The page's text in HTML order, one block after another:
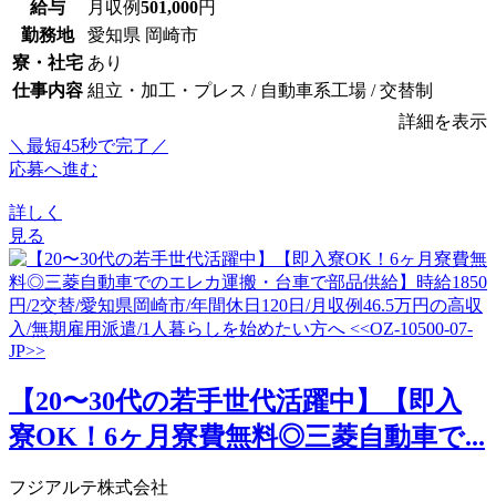
給与 月収例501,000円
勤務地
愛知県 岡崎市
寮・社宅 あり
仕事内容 組立・加工・プレス / 自動車系工場 / 交替制
詳細を表示
＼最短45秒で完了／
応募へ進む
詳しく
見る
【20〜30代の若手世代活躍中】【即入
寮OK！6ヶ月寮費無料◎三菱自動車で...
フジアルテ株式会社